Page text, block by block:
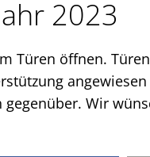
2023
Türen öffnen.
Wir